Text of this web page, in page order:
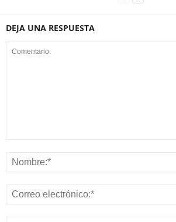
DEJA UNA RESPUESTA